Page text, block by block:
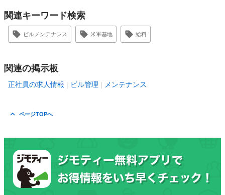
関連キーワード検索
ビルメンテナンス 米軍基地 給料
関連の掲示板
正社員の求人情報 ビル管理 メンテナンス
ページTOPへ